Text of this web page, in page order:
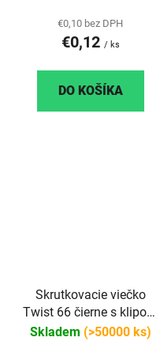
€0,10 bez DPH
€0,12 / ks
DO KOŠÍKA
Skrutkovacie viečko
Twist 66 čierne s klipom
- steril
Skladem (>50000 ks)